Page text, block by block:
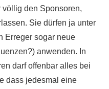
völlig den Sponsoren,
Sie dürfen ja unter
Erreger sogar neue
anwenden. In
darf offenbar alles bei
dass jedesmal eine